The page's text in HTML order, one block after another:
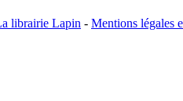
librairie Lapin - Mentions légales